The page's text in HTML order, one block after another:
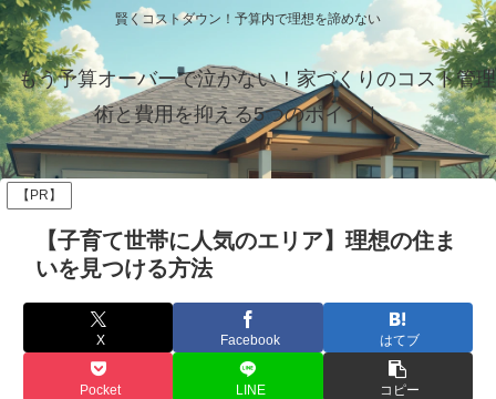
賢くコストダウン！予算内で理想を諦めない
もう予算オーバーで泣かない！家づくりのコスト管理
術と費用を抑える5つのポイント
【PR】
【子育て世帯に人気のエリア】理想の住ま
いを見つける方法
X Facebook はてブ
Pocket LINE コピー